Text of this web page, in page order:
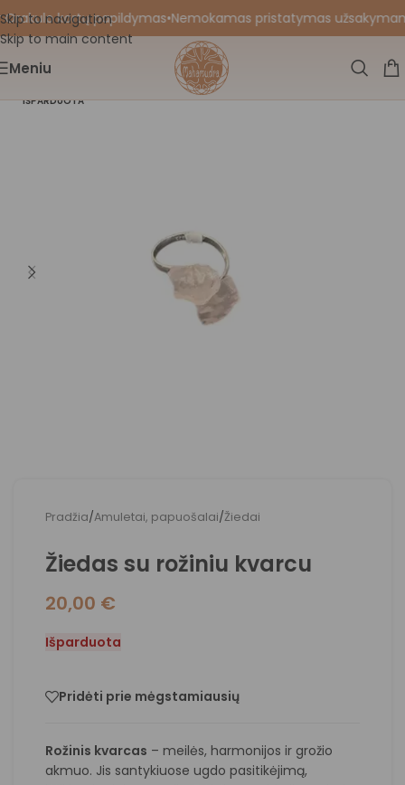
Skip to navigation
Skip to main content
kortų papildymas•Nemokamas pristatymas
Meniu
IŠPARDUOTA
Pradžia/Amuletai, papuošalai/Žiedai
Žiedas su rožiniu kvarcu
20,00 €
Išparduota
Pridėti prie mėgstamiausių
Rožinis kvarcas – meilės, harmonijos ir grožio
akmuo. Jis santykiuose ugdo pasitikėjimą,